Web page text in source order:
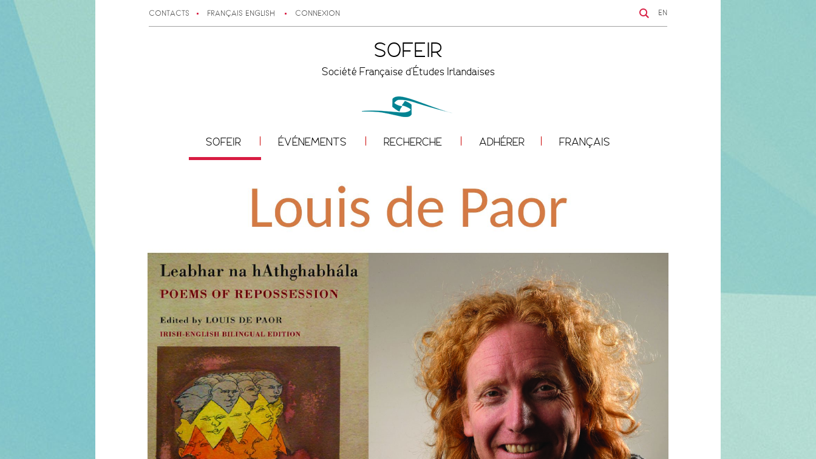
CONTACTS FRANÇAIS ENGLISH CONNEXION EN
SOFEIR
Société Française d'Études Irlandaises
SOFEIR ÉVÉNEMENTS RECHERCHE ADHÉRER FRANÇAIS